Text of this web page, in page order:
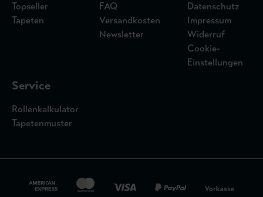
Topseller
Tapeten
FAQ
Versandkosten
Newsletter
Datenschutz
Impressum
Widerruf
Cookie-
Einstellungen
Service
Rollenkalkulator
Tapetenmuster